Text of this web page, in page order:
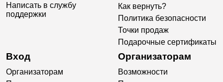
Написать в службу
поддержки
Как вернуть?
Политика безопасности
Точки продаж
Подарочные сертификаты
Вход
Организаторам
Организаторам
Возможности